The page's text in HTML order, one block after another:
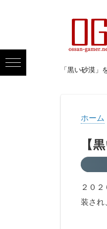
「黒い砂漠
ホーム
【
２０
装され